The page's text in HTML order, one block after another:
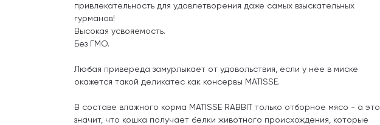
привлекательность для удовлетворения даже самых взыскательных
гурманов!
Высокая усвояемость.
Без ГМО.
Любая привереда замурлыкает от удовольствия, если у нее в миске
окажется такой деликатес как консервы MATISSE.
В составе влажного корма MATISSE RABBIT только отборное мясо - а это
значит, что кошка получает белки животного происхождения, которые